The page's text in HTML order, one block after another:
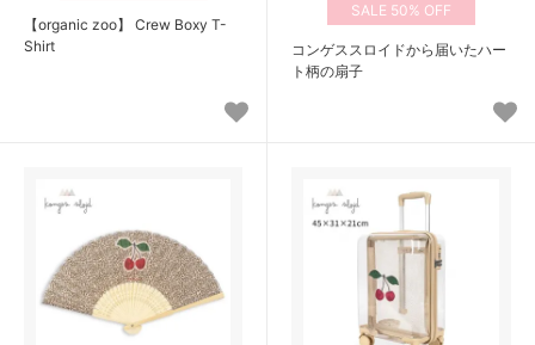
【organic zoo】 Crew Boxy T-
Shirt
50%
コンゲススロイドから届いたハー
ト柄の扇子